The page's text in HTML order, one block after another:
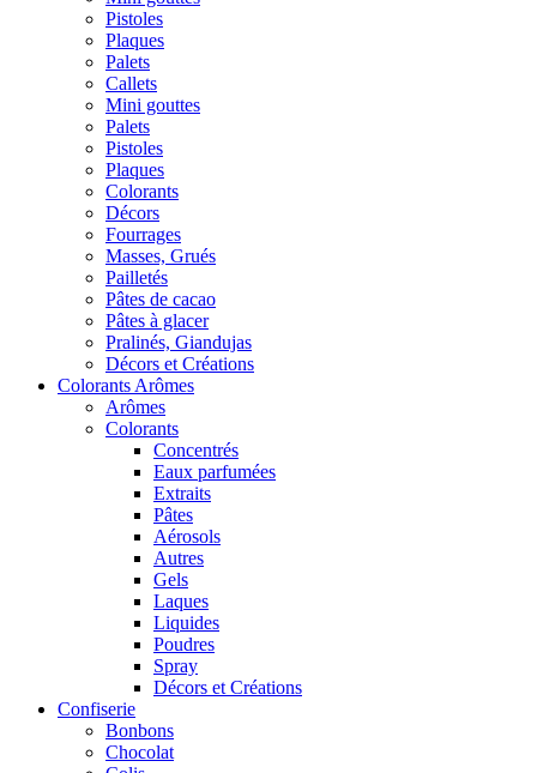
Pistoles
Plaques
Palets
Callets
Mini gouttes
Palets
Pistoles
Plaques
Colorants
Décors
Fourrages
Masses, Grués
Pailletés
Pâtes de cacao
Pâtes à glacer
Pralinés, Giandujas
Décors et Créations
Colorants Arômes
Arômes
Colorants
Concentrés
Eaux parfumées
Extraits
Pâtes
Aérosols
Autres
Gels
Laques
Liquides
Poudres
Spray
Décors et Créations
Confiserie
Bonbons
Chocolat